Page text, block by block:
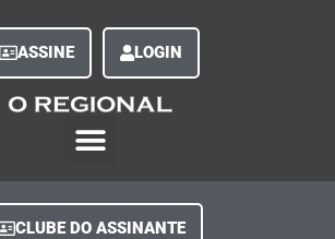
ASSINE LOGIN
CLUBE DO ASSINANTE